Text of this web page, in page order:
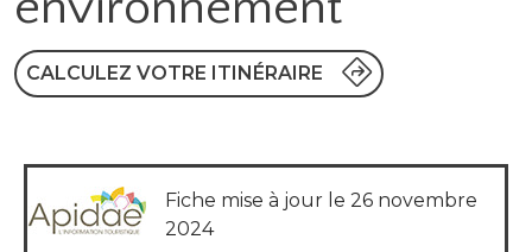
CALCULEZ VOTRE ITINÉRAIRE
Fiche mise à jour le 26 novembre
2024